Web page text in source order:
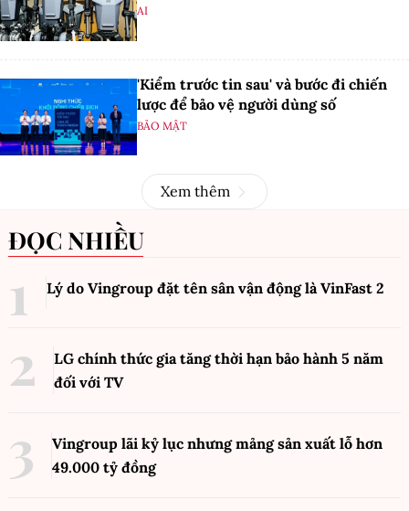
AI
'Kiểm trước tin sau' và bước đi chiến
lược để bảo vệ người dùng số
BẢO MẬT
Xem thêm
ĐỌC NHIỀU
Lý do Vingroup đặt tên sân vận động là VinFast 2
LG chính thức gia tăng thời hạn bảo hành 5 năm
đối với TV
Vingroup lãi kỷ lục nhưng mảng sản xuất lỗ hơn
49.000 tỷ đồng